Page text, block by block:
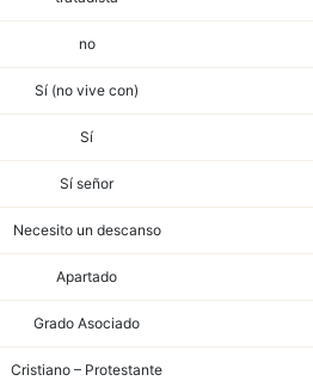
no
Sí (no vive con)
Sí
Sí señor
Necesito un descanso
Apartado
Grado Asociado
Cristiano – Protestante